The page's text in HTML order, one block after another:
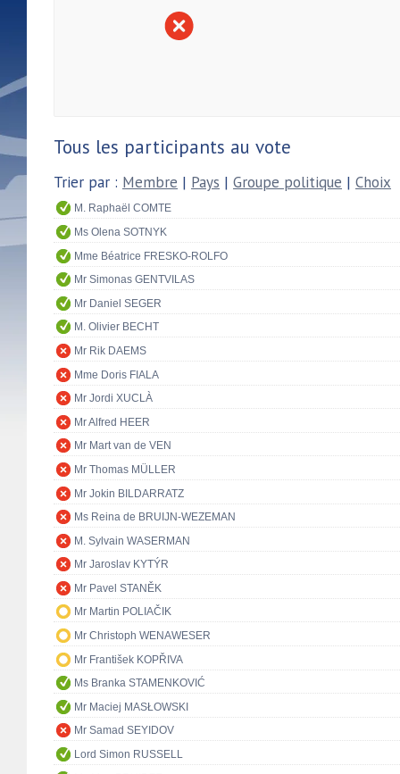
Tous les participants au vote
Trier par : Membre | Pays | Groupe politique | Choix
M. Raphaël COMTE
Ms Olena SOTNYK
Mme Béatrice FRESKO-ROLFO
Mr Simonas GENTVILAS
Mr Daniel SEGER
M. Olivier BECHT
Mr Rik DAEMS
Mme Doris FIALA
Mr Jordi XUCLÀ
Mr Alfred HEER
Mr Mart van de VEN
Mr Thomas MÜLLER
Mr Jokin BILDARRATZ
Ms Reina de BRUIJN-WEZEMAN
M. Sylvain WASERMAN
Mr Jaroslav KYTÝR
Mr Pavel STANĚK
Mr Martin POLIAČIK
Mr Christoph WENAWESER
Mr František KOPŘIVA
Ms Branka STAMENKOVIĆ
Mr Maciej MASŁOWSKI
Mr Samad SEYIDOV
Lord Simon RUSSELL